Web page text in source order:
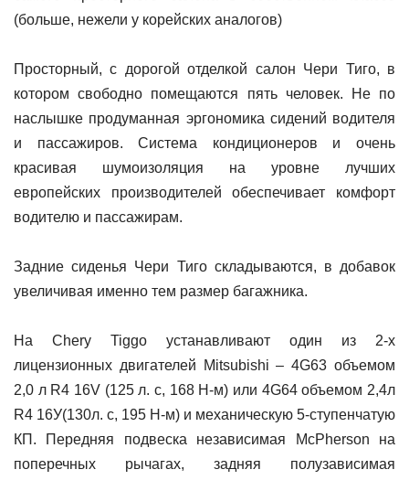
(больше, нежели у корейских аналогов)
Просторный, с дорогой отделкой салон Чери Тиго, в
котором свободно помещаются пять человек. Не по
наслышке продуманная эргономика сидений водителя
и пассажиров. Система кондиционеров и очень
красивая шумоизоляция на уровне лучших
европейских производителей обеспечивает комфорт
водителю и пассажирам.
Задние сиденья Чери Тиго складываются, в добавок
увеличивая именно тем размер багажника.
На Chery Tiggo устанавливают один из 2-х
лицензионных двигателей Mitsubishi – 4G63 объемом
2,0 л R4 16V (125 л. с, 168 Н-м) или 4G64 объемом 2,4л
R4 16У(130л. с, 195 Н-м) и механическую 5-ступенчатую
КП. Передняя подвеска независимая McPherson на
поперечных рычагах, задняя полузависимая